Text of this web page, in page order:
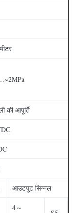
की आपूर्ति
आउटपुट सिग्नल
4～